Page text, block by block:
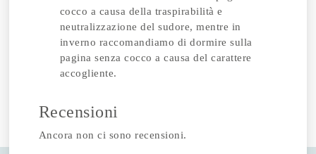
cocco a causa della traspirabilità e
neutralizzazione del sudore, mentre in
inverno raccomandiamo di dormire sulla
pagina senza cocco a causa del carattere
accogliente.
Recensioni
Ancora non ci sono recensioni.